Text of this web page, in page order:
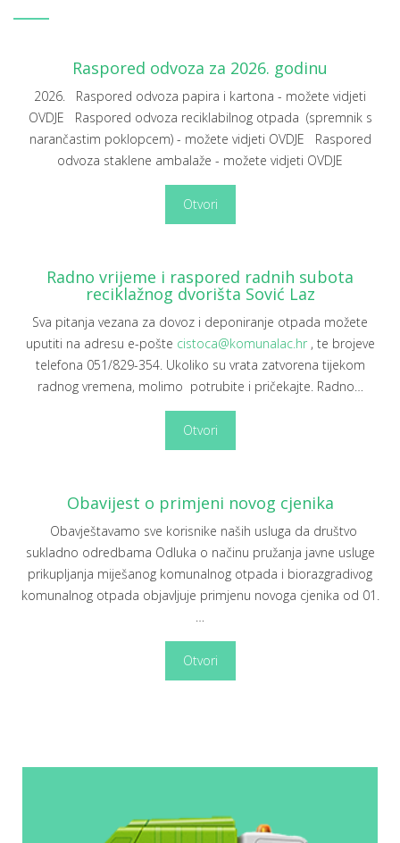
Raspored odvoza za 2026. godinu
2026. Raspored odvoza papira i kartona - možete vidjeti
OVDJE Raspored odvoza reciklabilnog otpada (spremnik s
narančastim poklopcem) - možete vidjeti OVDJE Raspored
odvoza staklene ambalaže - možete vidjeti OVDJE
Otvori
Radno vrijeme i raspored radnih subota
reciklažnog dvorišta Sović Laz
Sva pitanja vezana za dovoz i deponiranje otpada možete
uputiti na adresu e-pošte cistoca@komunalac.hr, te brojeve
telefona 051/829-354. Ukoliko su vrata zatvorena tijekom
radnog vremena, molimo potrubite i pričekajte. Radno…
Otvori
Obavijest o primjeni novog cjenika
Obavještavamo sve korisnike naših usluga da društvo
sukladno odredbama Odluka o načinu pružanja javne usluge
prikupljanja miješanog komunalnog otpada i biorazgradivog
komunalnog otpada objavljuje primjenu novoga cjenika od 01.
…
Otvori